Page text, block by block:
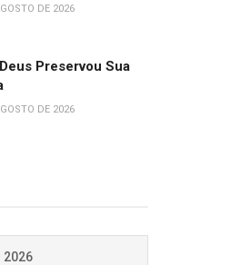
DE 2026
Preservou Sua
DE 2026
2026